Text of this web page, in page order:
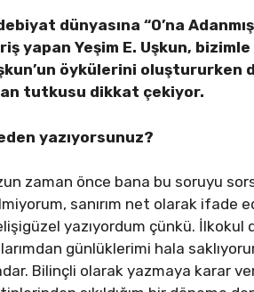
dünyasına “O’na
yapan Yeşim E. Uşkun,
öykülerini oluştururken
tutkusu dikkat çekiyor.
yazıyorsunuz?
zaman önce bana bu soruyu
sanırım net olarak ifade
yazıyordum çünkü.
günlüklerimi hala
Bilinçli olarak yazmaya karar